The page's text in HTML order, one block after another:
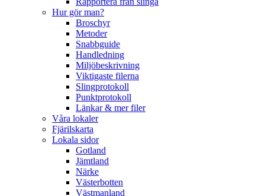
Hur gör man?
Broschyr
Metoder
Snabbguide
Handledning
Miljöbeskrivning
Viktigaste filerna
Slingprotokoll
Punktprotokoll
Länkar & mer filer
Våra lokaler
Fjärilskarta
Lokala sidor
Gotland
Jämtland
Närke
Västerbotten
Västmanland